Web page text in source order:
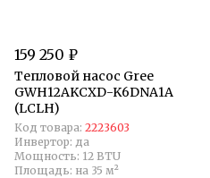
159 250 ₽
Тепловой насос Gree
GWH12AKCXD-K6DNA1A
(LCLH)
Код товара: 2223603
Инвертор: да
Мощность: 12 BTU
Площадь: на 35 м²